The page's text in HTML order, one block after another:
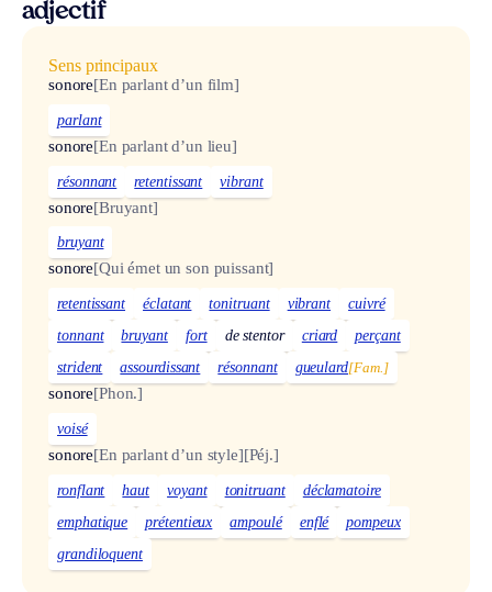
adjectif
Sens principaux
sonore[En parlant d’un film]
parlant
sonore[En parlant d’un lieu]
résonnant retentissant vibrant
sonore[Bruyant]
bruyant
sonore[Qui émet un son puissant]
retentissant éclatant tonitruant vibrant
cuivré
tonnant
bruyant fort de stentor criard
perçant
strident
assourdissant résonnant gueulard[Fam.]
sonore[Phon.]
voisé
sonore[En parlant d’un style][Péj.]
ronflant haut voyant tonitruant
déclamatoire
emphatique
prétentieux ampoulé enflé
pompeux
grandiloquent